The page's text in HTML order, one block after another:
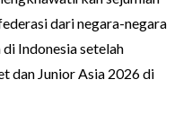
dari negara-negara
Indonesia setelah
dan Junior Asia 2026 di